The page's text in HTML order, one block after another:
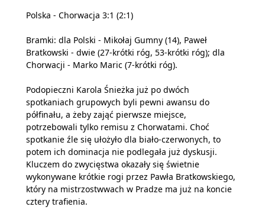
Polska - Chorwacja 3:1 (2:1)
Bramki: dla Polski - Mikołaj Gumny (14), Paweł
Bratkowski - dwie (27-krótki róg, 53-krótki róg); dla
Chorwacji - Marko Maric (7-krótki róg).
Podopieczni Karola Śnieżka już po dwóch
spotkaniach grupowych byli pewni awansu do
półfinału, a żeby zająć pierwsze miejsce,
potrzebowali tylko remisu z Chorwatami. Choć
spotkanie źle się ułożyło dla biało-czerwonych, to
potem ich dominacja nie podlegała już dyskusji.
Kluczem do zwycięstwa okazały się świetnie
wykonywane krótkie rogi przez Pawła Bratkowskiego,
który na mistrzostwwach w Pradze ma już na koncie
cztery trafienia.